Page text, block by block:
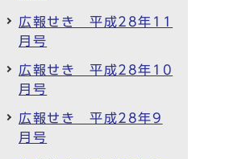
広報せき 平成28年11
月号
広報せき 平成28年10
月号
広報せき 平成28年9
月号